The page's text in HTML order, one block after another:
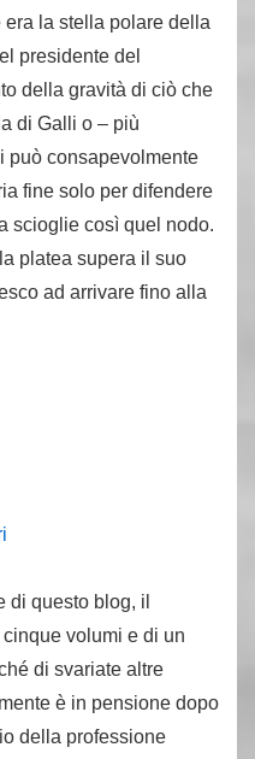
la stella polare della
presidente del
della gravità di ciò che
di Galli o – più
può consapevolmente
fine solo per difendere
scioglie così quel nodo.
platea supera il suo
ad arrivare fino alla
di questo blog, il
volumi e di un
di svariate altre
è in pensione dopo
della professione